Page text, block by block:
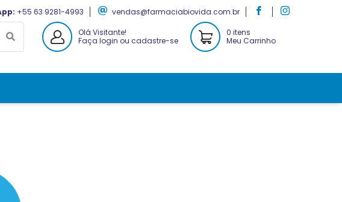
+55 63 9281-4993
vendas@farmaciabiovida.com.br
Olá Visitante!
Faça login ou cadastre-se
0 itens
Meu Carrinho